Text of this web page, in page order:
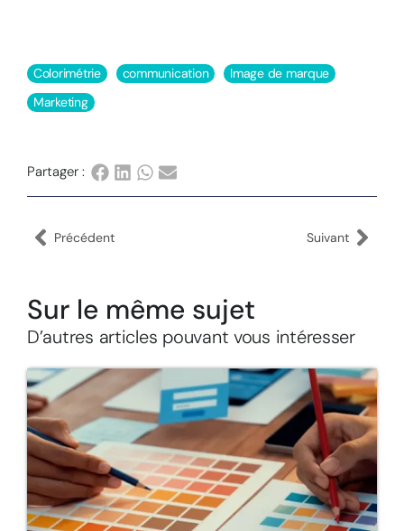
Colorimétrie communication
Image de marque
Marketing
Partager :
Précédent Suivant
Sur le même sujet
D’autres articles pouvant vous intéresser